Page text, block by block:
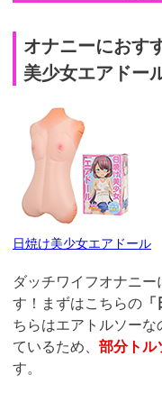
オナニーにおす
美少女エアドー
日焼け美少女エアドール
ダッチワイフオナニ
す！まずはこちらの
ちらはエアトルソー
ているため、 部分トル
す。